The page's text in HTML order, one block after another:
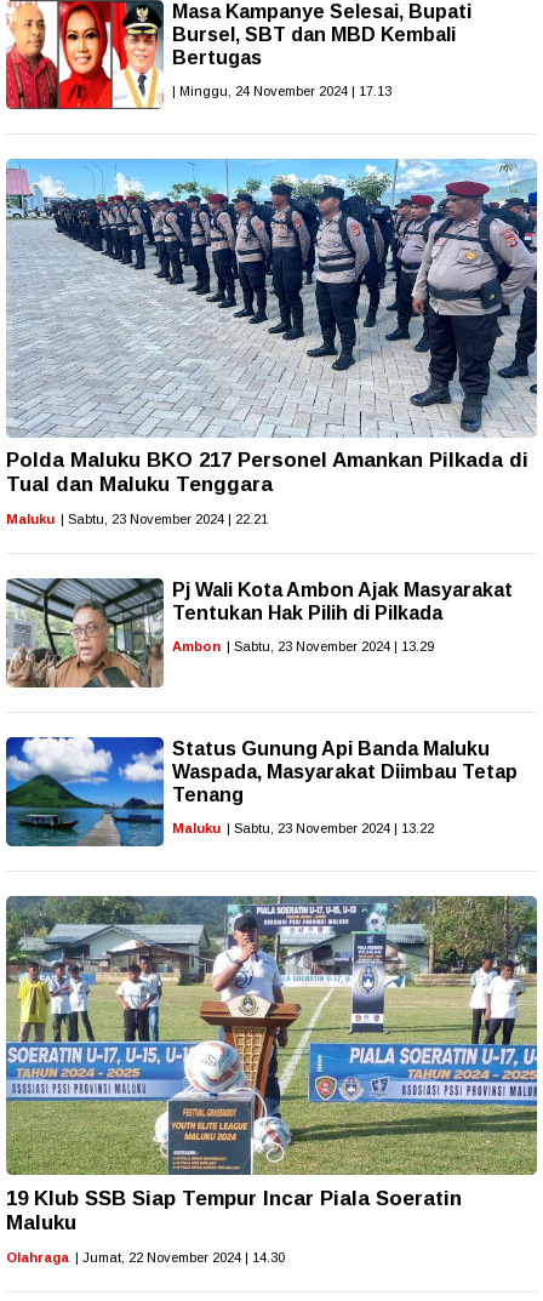
Masa Kampanye Selesai, Bupati
Bursel, SBT dan MBD Kembali
Bertugas
| Minggu, 24 November 2024 | 17.13
Polda Maluku BKO 217 Personel Amankan Pilkada di
Tual dan Maluku Tenggara
Maluku | Sabtu, 23 November 2024 | 22.21
Pj Wali Kota Ambon Ajak Masyarakat
Tentukan Hak Pilih di Pilkada
Ambon | Sabtu, 23 November 2024 | 13.29
Status Gunung Api Banda Maluku
Waspada, Masyarakat Diimbau Tetap
Tenang
Maluku | Sabtu, 23 November 2024 | 13.22
19 Klub SSB Siap Tempur Incar Piala Soeratin
Maluku
Olahraga | Jumat, 22 November 2024 | 14.30